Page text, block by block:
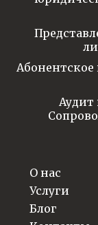
Абонентское
Аудит
О нас
Услуги
Блог